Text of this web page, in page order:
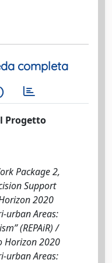
completa
Progetto
Package 2,
Support
2020
urban Areas:
(REPAiR) /
Horizon 2020
urban Areas: